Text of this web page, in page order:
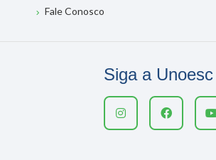
Fale Conosco
Siga a Unoesc